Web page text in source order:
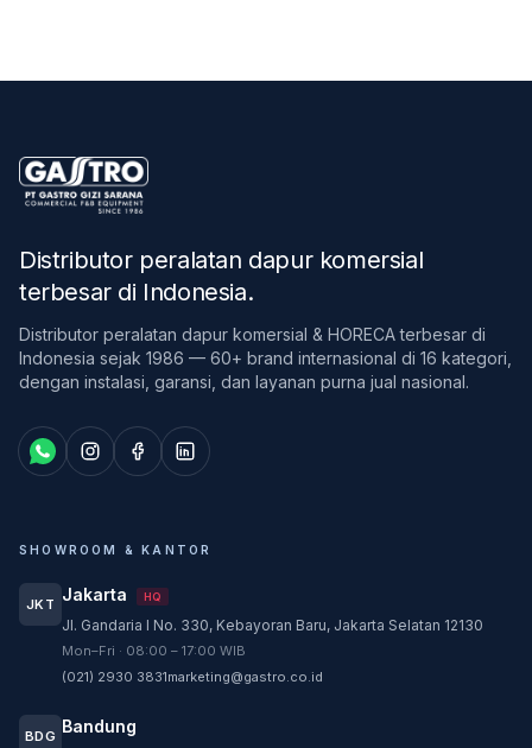
Distributor peralatan dapur komersial
terbesar di Indonesia.
Distributor peralatan dapur komersial & HORECA terbesar di
Indonesia sejak 1986 — 60+ brand internasional di 16 kategori,
dengan instalasi, garansi, dan layanan purna jual nasional.
SHOWROOM & KANTOR
JKT Jakarta HQ
Jl. Gandaria I No. 330, Kebayoran Baru, Jakarta Selatan 12130
Mon–Fri · 08:00 – 17:00 WIB
(021) 2930 3831marketing@gastro.co.id
BDG Bandung
Customer Service
sesuai kebutuhan Anda.
Tim biasanya membalas dalam beberapa menit.